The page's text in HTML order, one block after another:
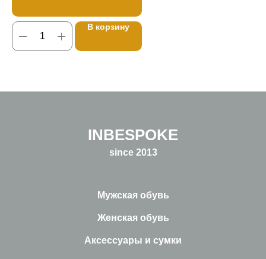
В корзину
INBESPOKE
since 2013
Мужская обувь
Женская обувь
Аксессуары и сумки